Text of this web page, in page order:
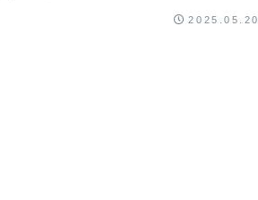
2025.05.20